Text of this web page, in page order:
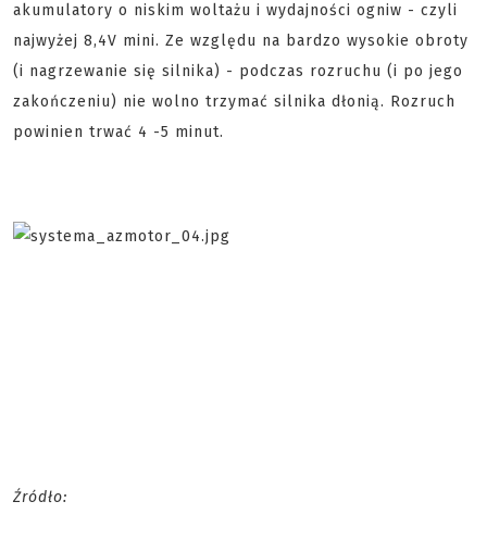
akumulatory o niskim woltażu i wydajności ogniw - czyli
najwyżej 8,4V mini. Ze względu na bardzo wysokie obroty
(i nagrzewanie się silnika) - podczas rozruchu (i po jego
zakończeniu) nie wolno trzymać silnika dłonią. Rozruch
powinien trwać 4 -5 minut.
Źródło: